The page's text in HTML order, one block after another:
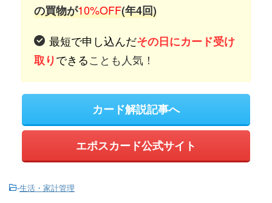
の買物が10%OFF(年4回)
最短で申し込んだその日にカード受け
取りできることも人気！
カード解説記事へ
エポスカード公式サイト
-生活・家計管理